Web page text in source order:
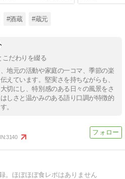
#酒蔵 #蔵元
こだわりを綴る
地元の活動や家庭の一コマ、季節の楽
えています。堅実さを持ちながらも、
切にし、特別感のある日々の風景をさ
しさと温かみのある語り口調が特徴的
。
3140
。ほぼほぼ食レポはありません